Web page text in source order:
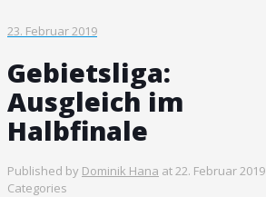
23. Februar 2019
Gebietsliga:
Ausgleich im
Halbfinale
Published by Dominik Hana at22. Februar 2019
Categories